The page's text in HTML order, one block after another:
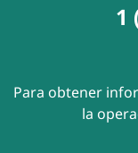
1
Para obtener
la